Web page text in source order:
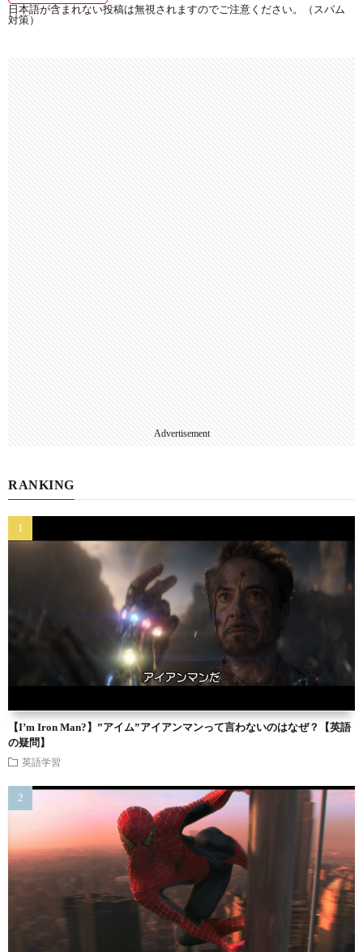
日本語が含まれない投稿は無視されますのでご注意ください。（スパム
対策）
Advertisement
RANKING
【I’m Iron Man?】”アイム”アイアンマンって言わないのはなぜ？【英語
の疑問】
英語学習